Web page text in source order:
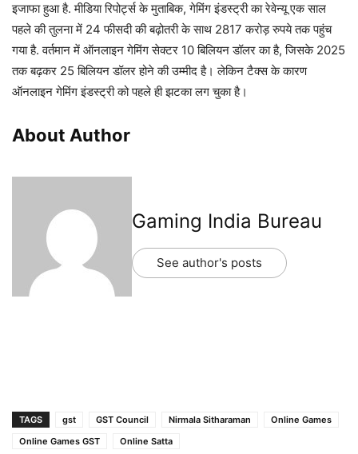
इजाफा हुआ है. मीडिया रिपोर्ट्स के मुताबिक, गेमिंग इंडस्ट्री का रेवेन्यू एक साल
पहले की तुलना में 24 फीसदी की बढ़ोतरी के साथ 2817 करोड़ रुपये तक पहुंच
गया है. वर्तमान में ऑनलाइन गेमिंग सेक्टर 10 बिलियन डॉलर का है, जिसके 2025
तक बढ़कर 25 बिलियन डॉलर होने की उम्मीद है। लेकिन टैक्स के कारण
ऑनलाइन गेमिंग इंडस्ट्री को पहले ही झटका लग चुका है।
About Author
Gaming India Bureau
See author's posts
TAGS gst GST Council Nirmala Sitharaman
Online Games
Online Games GST
Online Satta